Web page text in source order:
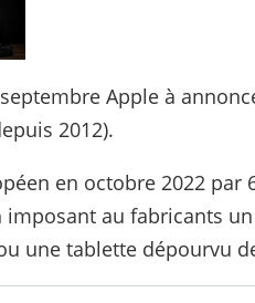
Apple à
2012).
en octobre 2022
au fabricants
une tablette dépourvu